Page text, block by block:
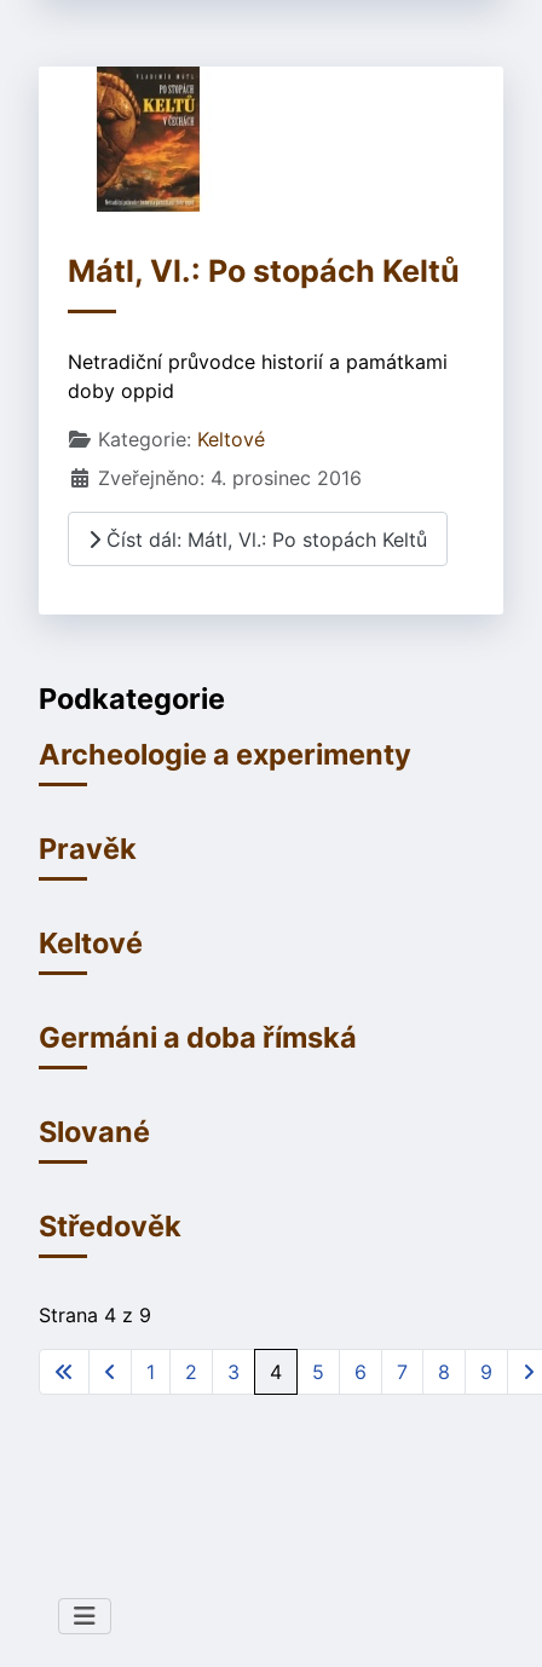
Mátl, Vl.: Po stopách Keltů
Netradiční průvodce historií a památkami
doby oppid
Základní údaje
Kategorie: Keltové
Zveřejněno: 4. prosinec 2016
Číst dál: Mátl, Vl.: Po stopách Keltů
Podkategorie
Archeologie a experimenty
Pravěk
Keltové
Germáni a doba římská
Slované
Středověk
Strana 4 z 9
1 2 3 4 5 6 7 8 9